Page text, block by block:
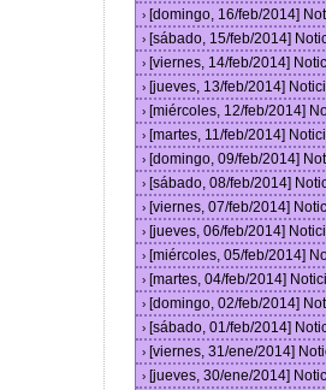
› [domingo, 16/feb/2014]
› [sábado, 15/feb/2014]
› [viernes, 14/feb/2014]
› [jueves, 13/feb/2014]
› [miércoles, 12/feb/2014]
› [martes, 11/feb/2014]
› [domingo, 09/feb/2014]
› [sábado, 08/feb/2014]
› [viernes, 07/feb/2014]
› [jueves, 06/feb/2014]
› [miércoles, 05/feb/2014]
› [martes, 04/feb/2014]
› [domingo, 02/feb/2014]
› [sábado, 01/feb/2014]
› [viernes, 31/ene/2014]
› [jueves, 30/ene/2014]